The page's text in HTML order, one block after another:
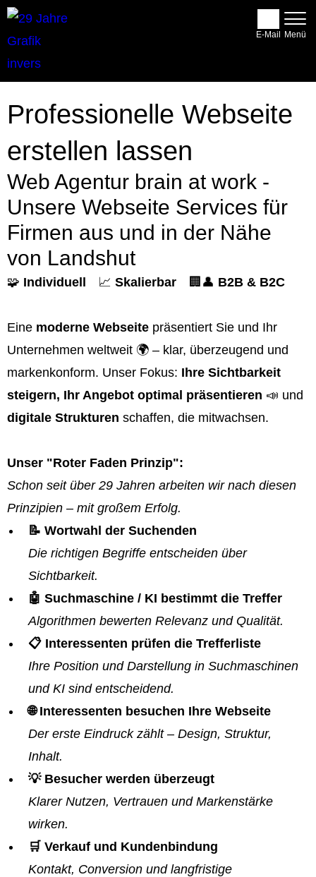
Professionelle Webseite
erstellen lassen
Web Agentur brain at work -
Unsere Webseite Services für
Firmen aus und in der Nähe
von Landshut
🧩 Individuell 📈 Skalierbar 🏢👤 B2B & B2C
Eine moderne Webseite präsentiert Sie und Ihr
Unternehmen weltweit 🌍 – klar, überzeugend und
markenkonform. Unser Fokus: Ihre Sichtbarkeit
steigern, Ihr Angebot optimal präsentieren 📣 und
digitale Strukturen schaffen, die mitwachsen.
Unser "Roter Faden Prinzip":
Schon seit über 29 Jahren arbeiten wir nach diesen
Prinzipien – mit großem Erfolg.
📝 Wortwahl der Suchenden
Die richtigen Begriffe entscheiden über
Sichtbarkeit.
🤖 Suchmaschine / KI bestimmt die Treffer
Algorithmen bewerten Relevanz und Qualität.
📋 Interessenten prüfen die Trefferliste
Ihre Position und Darstellung in Suchmaschinen
und KI sind entscheidend.
🌐 Interessenten besuchen Ihre Webseite
Der erste Eindruck zählt – Design, Struktur,
Inhalt.
💡 Besucher werden überzeugt
Klarer Nutzen, Vertrauen und Markenstärke
wirken.
🛒 Verkauf und Kundenbindung
Kontakt, Conversion und langfristige